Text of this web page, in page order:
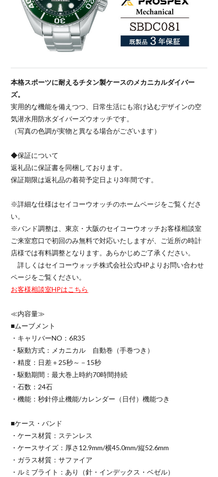
本格スポーツに耐えるチタン製ケースのメカニカルダイバー
ズ。
実用的な機能を備えつつ、日常生活にも溶け込むデザインの空
気潜水用防水ダイバーズウオッチです。
（写真の色調が実物と異なる場合がございます）
◆保証について
返礼品に保証書を同梱しております。
保証期限は返礼品の着荷予定日より3年間です。
※詳細な仕様はセイコーウオッチのホームページをご覧くださ
い。
※バンド調整は、東京・大阪のセイコーウオッチお客様相談室
ご来室窓口で初回のみ無料で対応いたしますが、ご近所の時計
店様では有料調整となります。あらかじめご了承ください。
詳しくはセイコーウォッチ株式会社公式HPよりお問い合わせ
ページをご覧ください。
お客様相談室HPはこちら
≪内容量≫
■ムーブメント
・キャリバーNO：6R35
・駆動方式：メカニカル 自動巻（手巻つき）
・精度：日差＋25秒～－15秒
・駆動期間：最大巻上時約70時間持続
・石数：24石
・機能：秒針停止機能/カレンダー（日付）機能つき
■ケース・バンド
・ケース材質：ステンレス
・ケースサイズ：厚さ12.9mm/横45.0mm/縦52.6mm
・ガラス材質：サファイア
・ルミブライト：あり（針・インデックス・ベゼル）